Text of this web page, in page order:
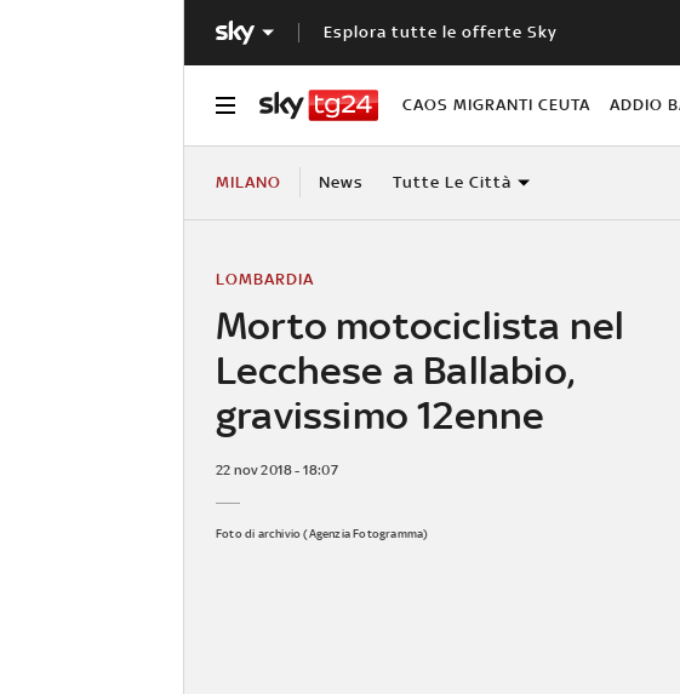
Esplora tutte le offerte Sky
CAOS MIGRANTI CEUTA ADDIO
MILANO News Tutte Le Città
Morto motociclista nel
Lecchese a Ballabio,
gravissimo 12enne
LOMBARDIA
22 nov 2018 - 18:07
Foto di archivio (Agenzia Fotogramma)